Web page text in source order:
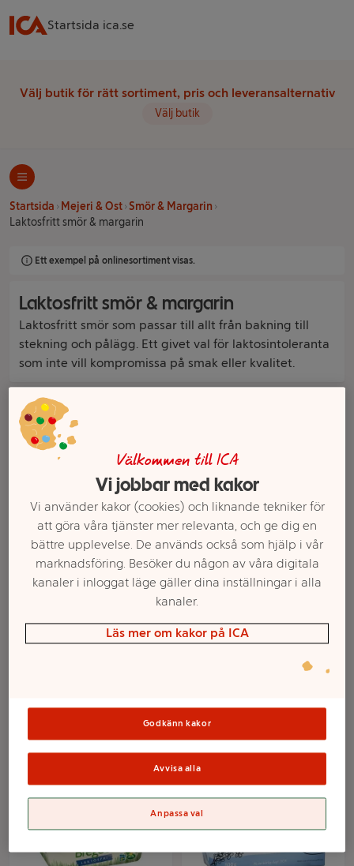
Startsida ica.se
Välj butik för rätt sortiment, pris och leveransalternativ
Välj butik
Startsida Mejeri & Ost Smör & Margarin
Laktosfritt smör & margarin
Ett exempel på onlinesortiment visas.
Laktosfritt smör & margarin
Laktosfritt smör som passar till allt från bakning till
stekning och pålägg. Ett givet val för laktosintoleranta
som inte vill kompromissa på smak eller kvalitet.
Filter
växtbaserad 79% 250g
Flora
Välj butik
Mjölkfri växtbaserad
59% 600g Flora
Välj butik
Välkommen till ICA
Vi jobbar med kakor
Vi använder kakor (cookies) och liknande tekniker för
att göra våra tjänster mer relevanta, och ge dig en
bättre upplevelse. De används också som hjälp i vår
marknadsföring. Besöker du någon av våra digitala
kanaler i inloggat läge gäller dina inställningar i alla
kanaler.
Läs mer om kakor på ICA
Godkänn kakor
Avvisa alla
Anpassa val